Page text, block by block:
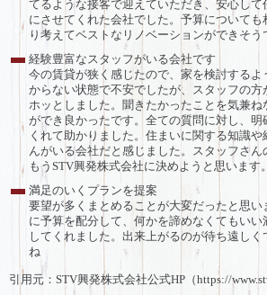
てるような接客で迎えていただき、安心して
にさせてくれた会社でした。予算について
り考えてベストなリノベーションができそう
経験豊富なスタッフがいる会社です
今の賃貸が狭く感じたので、家を検討するよ
からない状態で不安でしたが、スタッフの方
ホッとしました。聞きたかったことを気兼ね
ができ良かったです。全ての質問に対し、明
くれて助かりました。住まいに関する知識
んがいる会社だと感じました。スタッフさん
もうSTV興発株式会社に決めようと思います。
満足のいくプランを提案
要望が多くまとめることが大変だったと思い
に予算を配分して、何かを諦めなくてもい
してくれました。出来上がるのが待ち遠し
ね
引用元：STV興発株式会社公式HP（https://